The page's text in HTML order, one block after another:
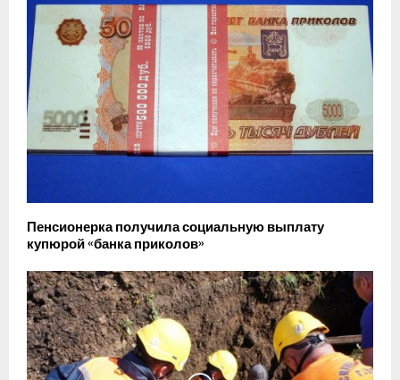
Пенсионерка получила социальную выплату
купюрой «банка приколов»